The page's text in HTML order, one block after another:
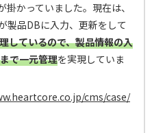
かっていました。現在は、
製品DBに入力、更新をして
しているので、製品情報の入
で一元管理を実現していま
cms/case/